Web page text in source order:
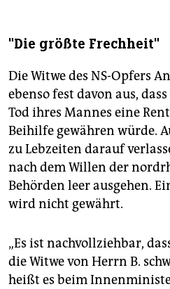
"Die größte Frechheit"
Die Witwe des NS-Opfers
ebenso fest davon aus,
Tod ihres Mannes eine
Beihilfe gewähren würde.
zu Lebzeiten darauf
nach dem Willen der
Behörden leer ausgehen.
wird nicht gewährt.
„Es ist nachvollziehbar,
die Witwe von Herrn B.
heißt es beim